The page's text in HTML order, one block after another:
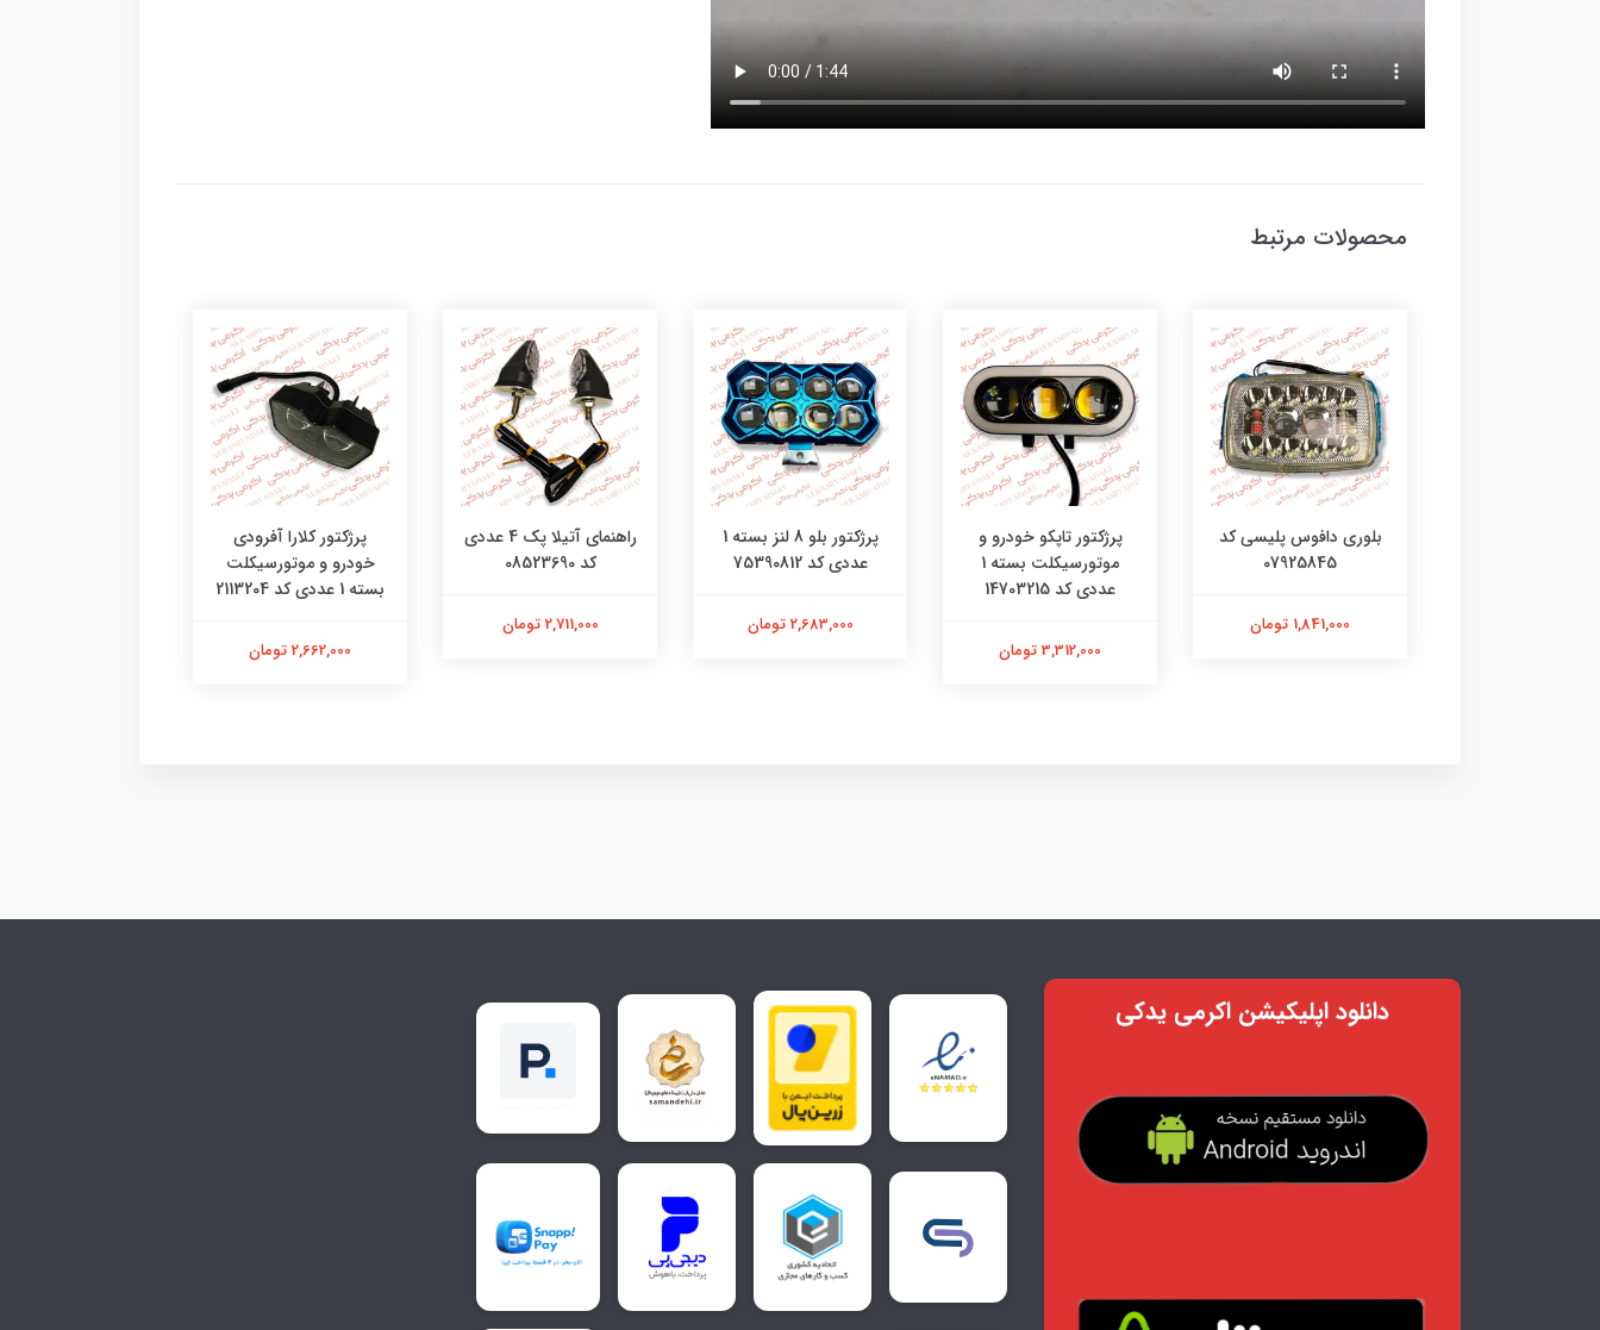
محصولات مرتبط
بلوری دافوس پلیسی کد
07925845
1,841,000 تومان
پرژکتور تاپکو خودرو و
موتورسیکلت بسته 1
عددی کد 14703215
3,312,000 تومان
پرژکتور بلو 8 لنز بسته 1
عددی کد 75390812
2,683,000 تومان
راهنمای آتیلا پک 4 عددی
کد 08523690
2,711,000 تومان
پرژکتور کلارا آفرودی
خودرو و موتورسیکلت
بسته 1 عددی کد 2113204
2,662,000 تومان
دانلود اپلیکیشن اکرمی یدکی